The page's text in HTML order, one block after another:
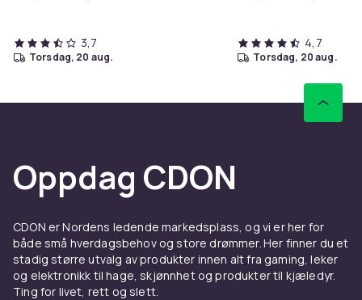
3,7
torsdag, 20 aug.
4,7
torsdag, 20 aug.
Oppdag CDON
CDON er Nordens ledende markedsplass, og vi er her for
både små hverdagsbehov og store drømmer. Her finner du et
stadig større utvalg av produkter innen alt fra gaming, leker
og elektronikk til hage, skjønnhet og produkter til kjæledyr.
Ting for livet, rett og slett.